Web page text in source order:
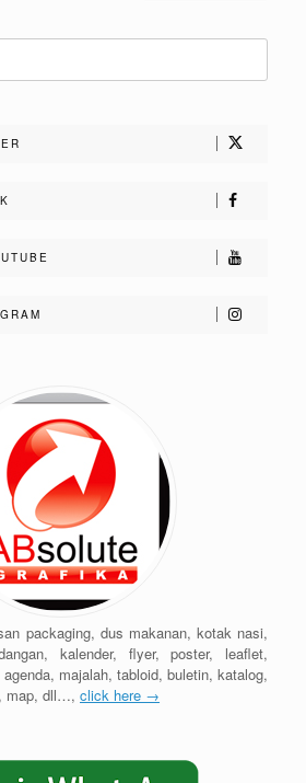
packaging, dus makanan, kotak nasi,
kalender, flyer, poster, leaflet,
majalah, tabloid, buletin, katalog,
map, dll…, click here →